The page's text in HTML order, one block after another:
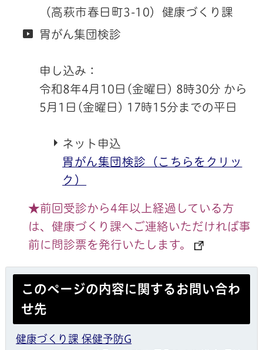
（高萩市春日町3-10）健康づくり課
胃がん集団検診
申し込み：
令和8年4月10日(金曜日) 8時30分 から
5月1日(金曜日) 17時15分までの平日
ネット申込
胃がん集団検診（こちらをクリッ
ク）
★前回受診から4年以上経過している方
は、健康づくり課へご連絡いただければ事
前に問診票を発行いたします。
このページの内容に関するお問い合わ
せ先
健康づくり課 保健予防G